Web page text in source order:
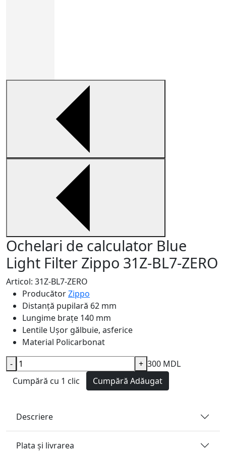
Ochelari de calculator Blue
Light Filter Zippo 31Z-BL7-ZERO
Articol: 31Z-BL7-ZERO
ProducătorZippo
Distanță pupilară 62 mm
Lungime brațe 140 mm
Lentile Ușor gălbuie, asferice
Material Policarbonat
300 MDL
-
+
Cumpără cu 1 clic
Cumpără Adăugat
Descriere
Plata și livrarea